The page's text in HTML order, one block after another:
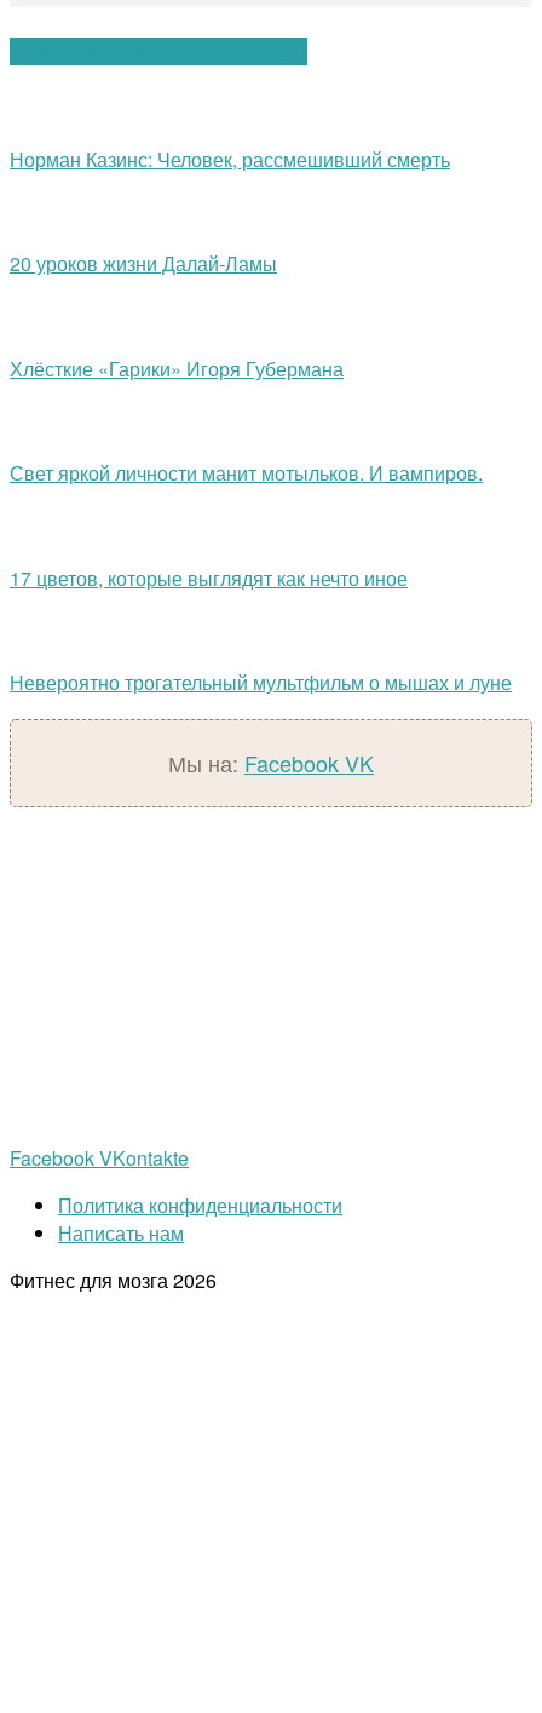
Норман Казинс: Человек, рассмешивший смерть
20 уроков жизни Далай-Ламы
Хлёсткие «Гарики» Игоря Губермана
Свет яркой личности манит мотыльков. И вампиров.
17 цветов, которые выглядят как нечто иное
Невероятно трогательный мультфильм о мышах и луне
Мы на: FacebookVK
FacebookVKontakte
Политика конфиденциальности
Написать нам
Фитнес для мозга2026